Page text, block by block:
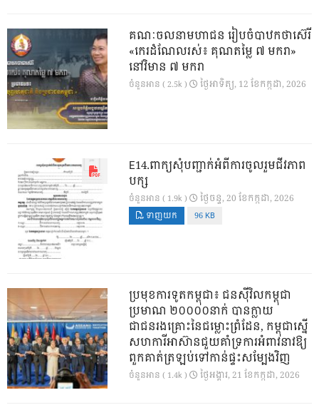
គណៈចលនាមហាជន រៀបចំបាឋកថាស៊េរី
«កេរដំណែលរស់៖ គុណតម្លៃ ៧ មករា»
នៅវិមាន ៧ មករា
ចំនួនអាន ( 2.5k ) ថ្ងៃ​អាទិត្យ, 12 ខែ​កក្កដា, 2026
E14.ពាក្យសុំបញ្ជាក់អំពីការចូលរួមជីវភាព
បក្ស
ចំនួនអាន ( 1.9k ) ថ្ងៃ​ចន្ទ, 20 ខែ​កក្កដា, 2026
ទាញយក 96 KB
ប្រមុខការទូតកម្ពុជា៖ ជនស៊ីវិលកម្ពុជា
ប្រមាណ ២០០០០នាក់ បានក្លាយ
ជាជនរងគ្រោះនៃជម្លោះព្រំដែន, កម្ពុជាស្នើ
សហការីអាស៊ានជួយគាំទ្រការអំពាវនាវឱ្យ
ពួកគាត់ត្រឡប់ទៅកាន់ផ្ទះសម្បែងវិញ
ចំនួនអាន ( 1.4k ) ថ្ងៃ​អង្គារ, 21 ខែ​កក្កដា, 2026